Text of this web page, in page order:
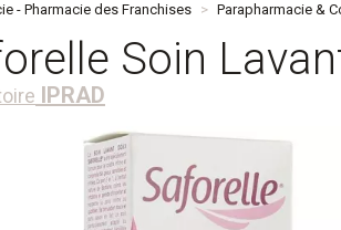
- Pharmacie des Franchises Parapharmacie &
Soin
IPRAD